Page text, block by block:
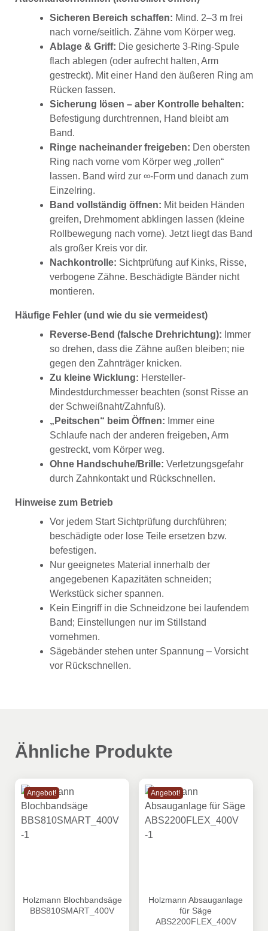
Sicheren Bereich schaffen: Mind. 2–3 m frei
nach vorne/seitlich. Zähne vom Körper weg.
Ablage & Griff: Die gesicherte 3-Ring-Spule
flach ablegen (oder aufrecht halten, Arm
gestreckt). Mit einer Hand den äußeren Ring am
Rücken fassen.
Sicherung lösen – aber Kontrolle behalten:
Befestigung durchtrennen, Hand bleibt am
Band.
Ringe nacheinander freigeben: Den obersten
Ring nach vorne vom Körper weg „rollen“
lassen. Band wird zur ∞-Form und danach zum
Einzelring.
Band vollständig öffnen: Mit beiden Händen
greifen, Drehmoment abklingen lassen (kleine
Rollbewegung nach vorne). Jetzt liegt das Band
als großer Kreis vor dir.
Nachkontrolle: Sichtprüfung auf Kinks, Risse,
verbogene Zähne. Beschädigte Bänder nicht
montieren.
Häufige Fehler (und wie du sie vermeidest)
Reverse-Bend (falsche Drehrichtung): Immer
so drehen, dass die Zähne außen bleiben; nie
gegen den Zahnträger knicken.
Zu kleine Wicklung: Hersteller-
Mindestdurchmesser beachten (sonst Risse an
der Schweißnaht/Zahnfuß).
„Peitschen“ beim Öffnen: Immer eine
Schlaufe nach der anderen freigeben, Arm
gestreckt, vom Körper weg.
Ohne Handschuhe/Brille: Verletzungsgefahr
durch Zahnkontakt und Rückschnellen.
Hinweise zum Betrieb
Vor jedem Start Sichtprüfung durchführen;
beschädigte oder lose Teile ersetzen bzw.
befestigen.
Nur geeignetes Material innerhalb der
angegebenen Kapazitäten schneiden;
Werkstück sicher spannen.
Kein Eingriff in die Schneidzone bei laufendem
Band; Einstellungen nur im Stillstand
vornehmen.
Sägebänder stehen unter Spannung – Vorsicht
vor Rückschnellen.
Ähnliche Produkte
Angebot!
Holzmann Blochbandsäge
BBS810SMART_400V
Angebot!
Holzmann Absauganlage
für Säge
ABS2200FLEX_400V